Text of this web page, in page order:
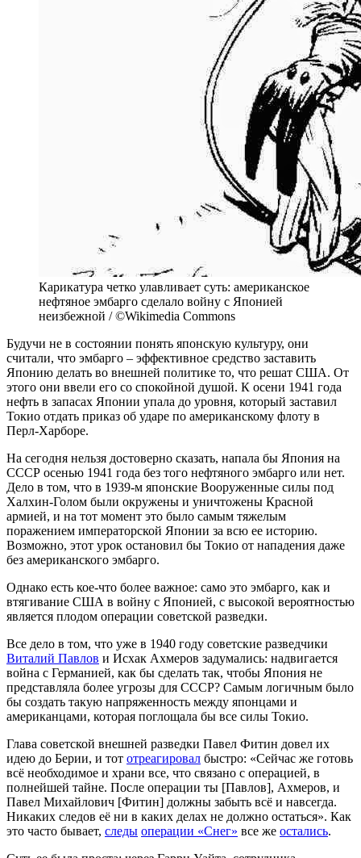
Карикатура четко улавливает суть: американское
нефтяное эмбарго сделало войну с Японией
неизбежной / ©Wikimedia Commons
Будучи не в состоянии понять японскую культуру, они
считали, что эмбарго – эффективное средство заставить
Японию делать во внешней политике то, что решат США. От
этого они ввели его со спокойной душой. К осени 1941 года
нефть в запасах Японии упала до уровня, который заставил
Токио отдать приказ об ударе по американскому флоту в
Перл-Харборе.
На сегодня нельзя достоверно сказать, напала бы Япония на
СССР осенью 1941 года без того нефтяного эмбарго или нет.
Дело в том, что в 1939-м японские Вооруженные силы под
Халхин-Голом были окружены и уничтожены Красной
армией, и на тот момент это было самым тяжелым
поражением императорской Японии за всю ее историю.
Возможно, этот урок остановил бы Токио от нападения даже
без американского эмбарго.
Однако есть кое-что более важное: само это эмбарго, как и
втягивание США в войну с Японией, с высокой вероятностью
является плодом операции советской разведки.
Все дело в том, что уже в 1940 году советские разведчики
Виталий Павлов и Исхак Ахмеров задумались: надвигается
война с Германией, как бы сделать так, чтобы Япония не
представляла более угрозы для СССР? Самым логичным было
бы создать такую напряженность между японцами и
американцами, которая поглощала бы все силы Токио.
Глава советской внешней разведки Павел Фитин довел их
идею до Берии, и тот отреагировал быстро: «Сейчас же готовь
всё необходимое и храни все, что связано с операцией, в
полнейшей тайне. После операции ты [Павлов], Ахмеров, и
Павел Михайлович [Фитин] должны забыть всё и навсегда.
Никаких следов её ни в каких делах не должно остаться». Как
это часто бывает, следы операции «Снег» все же остались.